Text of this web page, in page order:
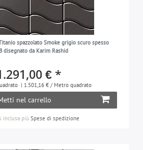
spazzolato Smoke grigio scuro spesso
disegnato da Karim Rashid
€ *
| 1.501,16 € / Metro quadrato
nel carrello
inclusapiù Spese di spedizione